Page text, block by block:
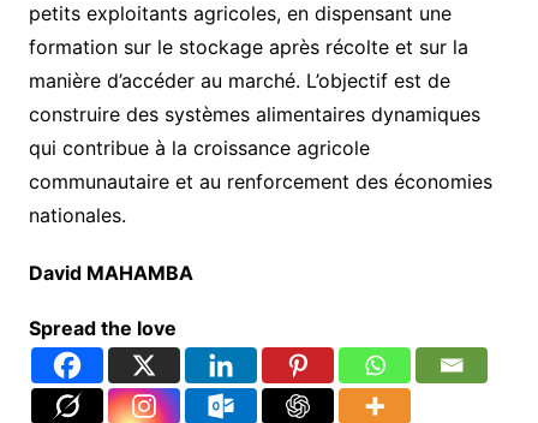
petits exploitants agricoles, en dispensant une
formation sur le stockage après récolte et sur la
manière d’accéder au marché. L’objectif est de
construire des systèmes alimentaires dynamiques
qui contribue à la croissance agricole
communautaire et au renforcement des économies
nationales.
David MAHAMBA
Spread the love